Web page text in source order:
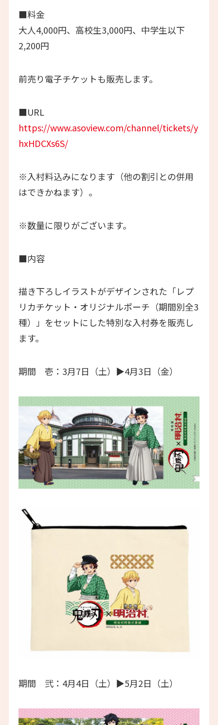
■料金
大人4,000円、高校生3,000円、中学生以下
2,200円
前売り電子チケットも販売します。
■URL
https://www.asoview.com/channel/tickets/y
hxHDCXs6S/
※入村料込みになります（他の割引との併用
はできかねます）。
※数量に限りがございます。
■内容
描き下ろしイラストがデザインされた「レプ
リカチケット・オリジナルポーチ（期間別全3
種）」をセットにした特別な入村券を販売し
ます。
期間 壱：3月7日（土）▶4月3日（金）
期間 弐：4月4日（土）▶5月2日（土）